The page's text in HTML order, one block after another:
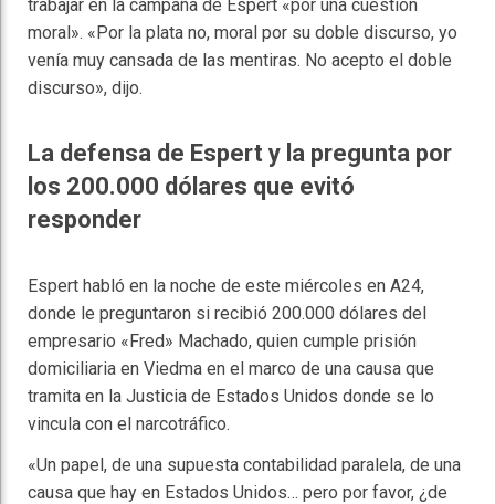
trabajar en la campaña de Espert «por una cuestión
moral». «Por la plata no, moral por su doble discurso, yo
venía muy cansada de las mentiras. No acepto el doble
discurso», dijo.
La defensa de Espert y la pregunta por
los 200.000 dólares que evitó
responder
Espert habló en la noche de este miércoles en A24,
donde le preguntaron si recibió 200.000 dólares del
empresario «Fred» Machado, quien cumple prisión
domiciliaria en Viedma en el marco de una causa que
tramita en la Justicia de Estados Unidos donde se lo
vincula con el narcotráfico.
«Un papel, de una supuesta contabilidad paralela, de una
causa que hay en Estados Unidos… pero por favor, ¿de